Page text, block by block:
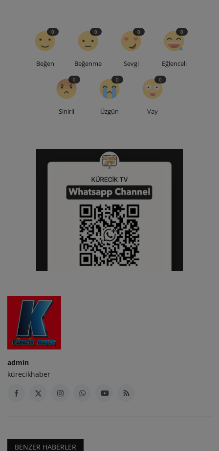
Beğen
0
Beğenme
0
Sevgi
0
Eğlenceli
0
Sinirli
0
Üzgün
0
Vay
0
admin
kürecikhaber
BENZER HABERLER